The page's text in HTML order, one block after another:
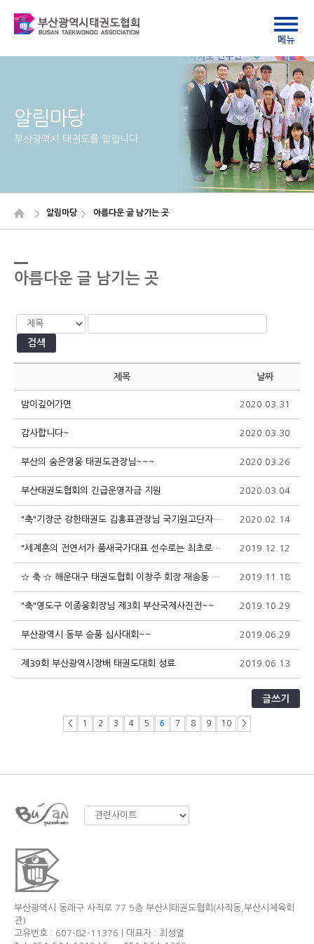
알림마당
부산광역시 태권도를 알립니다
알림마당 아름다운 글 남기는 곳
아름다운 글 남기는 곳
검색
제목 날짜
밤이깊어가면 2020.03.31
감사합니다~ 2020.03.30
부산의 숨은영웅 태권도관장님~~~ 2020.03.26
부산태권도협회의 긴급운영자금 지원 2020.03.04
"축"기장군 강한태권도 김홍표관장님 국기원고단자 심사평가위원 선임 2020.02.14
"세계혼의 전연서가 품새국가대표 선수로는 최초로 서울대학교 사범대학 체육교육과 합격" 2019.12.12
☆ 축 ☆ 해운대구 태권도협회 이창주 회장 재송동 주민자치위원장 선출 2019.11.18
"축"영도구 이종웅회장님 제3회 부산국제사진전~~ 2019.10.29
부산광역시 동부 승품 심사대회~~ 2019.06.29
제39회 부산광역시장배 태권도대회 성료 2019.06.13
글쓰기
< 1 2 3 4 5 6 7 8 9 10 >
부산광역시 동래구 사직로 77 5층 부산시태권도협회(사직동,부산시체육회
관)
고유번호 : 607-82-11376 | 대표자 : 최성열